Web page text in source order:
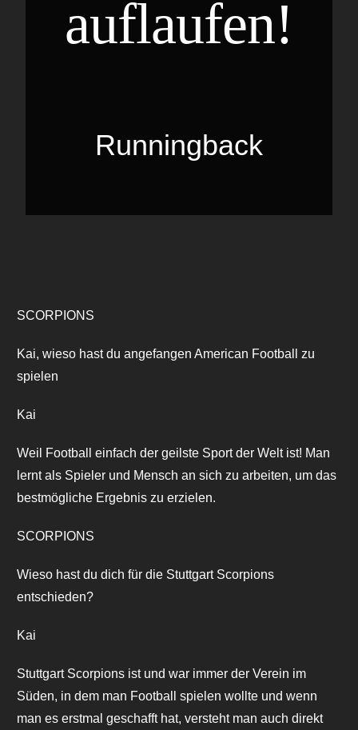
auflaufen!
Runningback
SCORPIONS
Kai, wieso hast du angefangen American Football zu
spielen
Kai
Weil Football einfach der geilste Sport der Welt ist! Man
lernt als Spieler und Mensch an sich zu arbeiten, um das
bestmögliche Ergebnis zu erzielen.
SCORPIONS
Wieso hast du dich für die Stuttgart Scorpions
entschieden?
Kai
Stuttgart Scorpions ist und war immer der Verein im
Süden, in dem man Football spielen wollte und wenn
man es erstmal geschafft hat, versteht man auch direkt